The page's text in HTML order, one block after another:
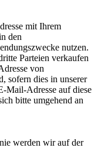
mit Ihrem
den
nutzen.
Parteien verkaufen
von
sofern dies in unserer
Mail-Adresse auf diese
bitte umgehend an
werden wir auf der